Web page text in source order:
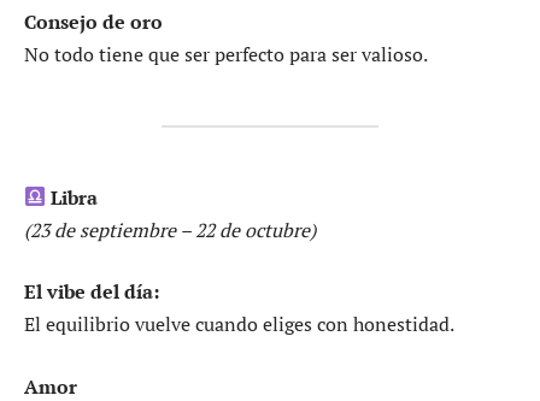
Consejo de oro
No todo tiene que ser perfecto para ser valioso.
Libra
(23 de septiembre – 22 de octubre)
El vibe del día:
El equilibrio vuelve cuando eliges con honestidad.
Amor